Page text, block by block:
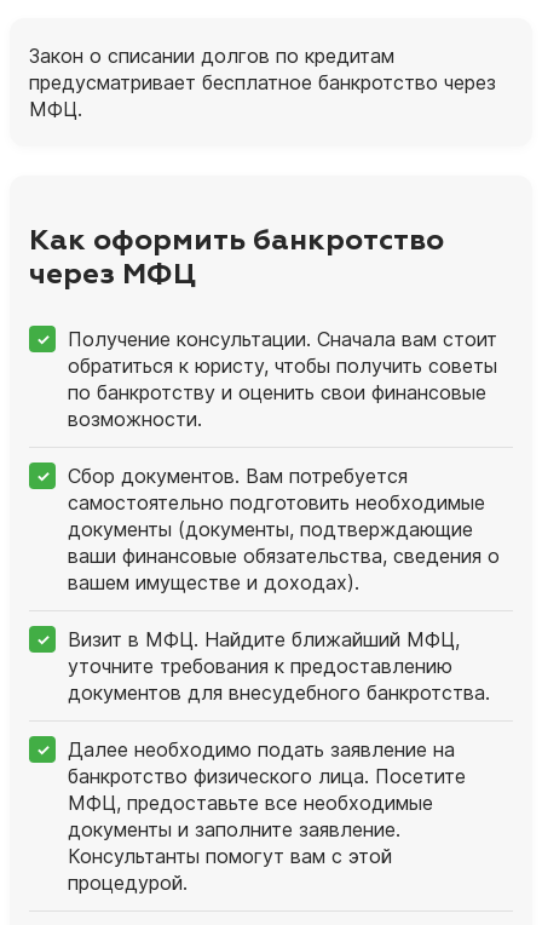
Закон о списании долгов по кредитам
предусматривает бесплатное банкротство через
МФЦ.
Как оформить банкротство
через МФЦ
Получение консультации. Сначала вам стоит
обратиться к юристу, чтобы получить советы
по банкротству и оценить свои финансовые
возможности.
Сбор документов. Вам потребуется
самостоятельно подготовить необходимые
документы (документы, подтверждающие
ваши финансовые обязательства, сведения о
вашем имуществе и доходах).
Визит в МФЦ. Найдите ближайший МФЦ,
уточните требования к предоставлению
документов для внесудебного банкротства.
Далее необходимо подать заявление на
банкротство физического лица. Посетите
МФЦ, предоставьте все необходимые
документы и заполните заявление.
Консультанты помогут вам с этой
процедурой.